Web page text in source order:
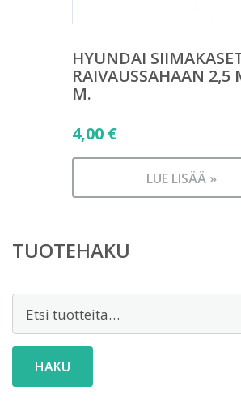
HYUNDAI
RAIVAUSSAHAAN 2,5
M.
4,00 €
LUE LISÄÄ »
TUOTEHAKU
HAKU